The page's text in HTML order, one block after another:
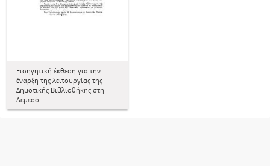
Εισηγητική έκθεση για την
έναρξη της λειτουργίας της
Δημοτικής Βιβλιοθήκης στη
Λεμεσό